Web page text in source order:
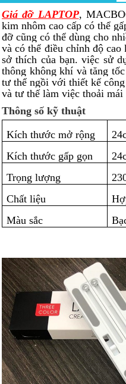
Giá đỡ LAPTOP,
kim nhôm cao cấp có thể
đỡ cũng có thể dùng cho
và có thể điều chỉnh độ
sở thích của bạn. việc sử
thông không khí và tăng
tư thể ngồi với thiết kế
và tư thế làm việc thoải mái
Thông số kỹ thuật
Kích thước mở rộng
Kích thước gấp gọn
Trọng lượng
Chất liệu
Màu sắc